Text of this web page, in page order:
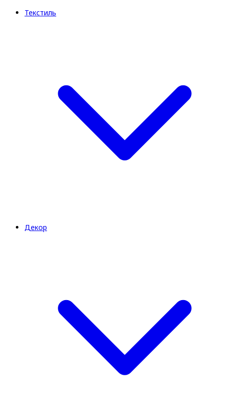
Текстиль
Декор